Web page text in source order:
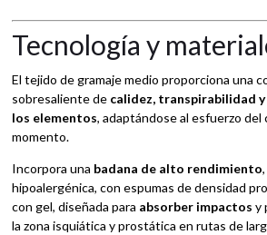
Tecnología y
El tejido de gramaje medio proporciona una
sobresaliente de calidez, transpirabilidad
los elementos, adaptándose al esfuerzo
momento.
Incorpora una badana de alto rendimiento
hipoalergénica, con espumas de densidad
con gel, diseñada para absorber impactos y
la zona isquiática y prostática en rutas de